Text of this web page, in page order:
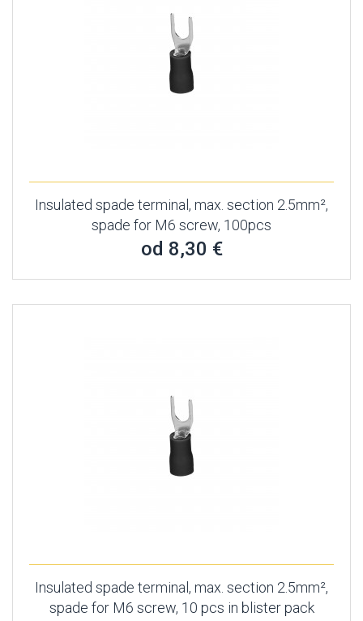
Insulated spade terminal, max. section 2.5mm²,
spade for M6 screw, 100pcs
od 8,30 €
Insulated spade terminal, max. section 2.5mm²,
spade for M6 screw, 10 pcs in blister pack